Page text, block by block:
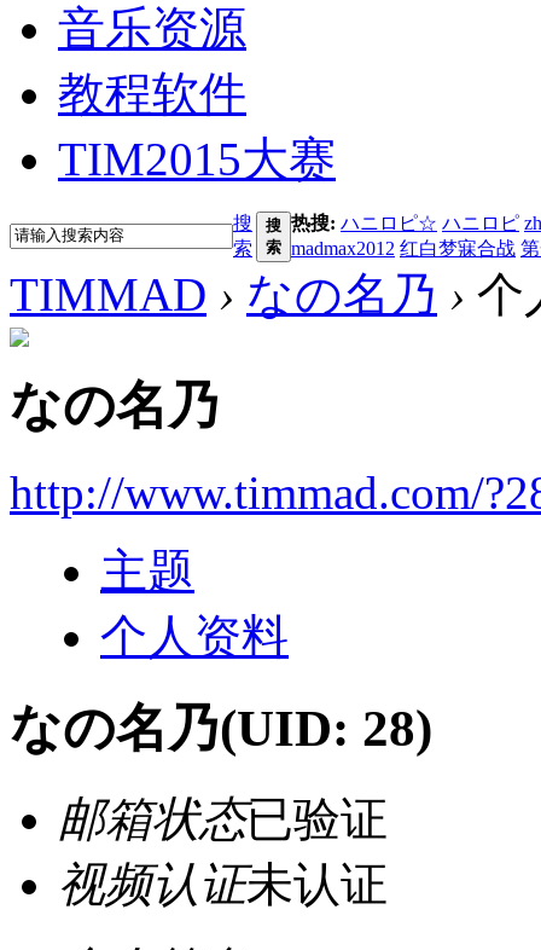
音乐资源
教程软件
TIM2015大赛
搜
索
搜
索
热搜: ハニロピ☆ ハニロピ
madmax2012 红白梦寐合战
TIMMAD › なの名乃 › 个
なの名乃
http://www.timmad.com/
主题
个人资料
なの名乃(UID: 28)
邮箱状态已验证
视频认证未认证